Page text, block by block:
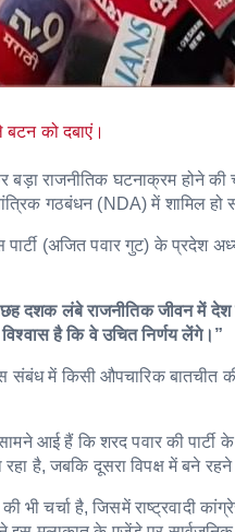
को दबाएं।
बड़ा राजनीतिक घटनाक्रम होने
गठबंधन (NDA) में शामिल
पार्टी (अजित पवार गुट) के प्रदेश
दशक लंबे राजनीतिक जीवन में
है कि वे उचित निर्णय लेंगे।”
संबंध में किसी औपचारिक बातचीत
आई हैं कि शरद पवार की
रहा है, जबकि दूसरा विपक्ष में बने
भी चर्चा है, जिसमें राष्ट्रवादी